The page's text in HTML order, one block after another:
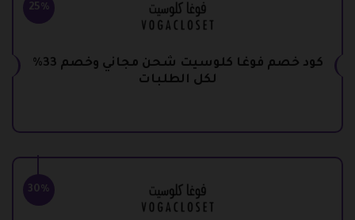
25%
كود خصم فوغا كلوسيت شحن مجاني وخصم 33%
لكل الطلبات
30%